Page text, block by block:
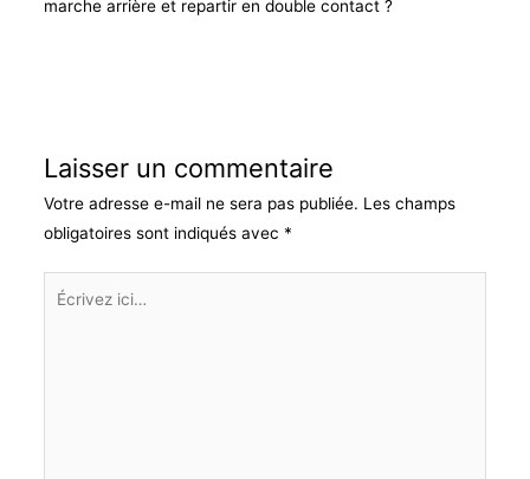
marche arrière et repartir en double contact ?
Laisser un commentaire
Votre adresse e-mail ne sera pas publiée. Les champs
obligatoires sont indiqués avec *
Écrivez